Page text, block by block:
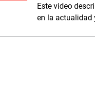
Este video
en la actualidad